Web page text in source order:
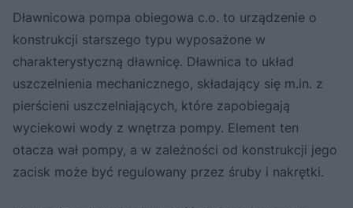
Dławnicowa pompa obiegowa c.o. to urządzenie o
konstrukcji starszego typu wyposażone w
charakterystyczną dławnicę. Dławnica to układ
uszczelnienia mechanicznego, składający się m.in. z
pierścieni uszczelniających, które zapobiegają
wyciekowi wody z wnętrza pompy. Element ten
otacza wał pompy, a w zależności od konstrukcji jego
zacisk może być regulowany przez śruby i nakrętki.